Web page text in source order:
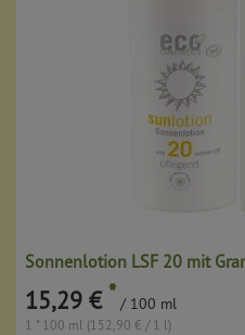
Sonnenlotion LSF 20 mit
15,29 € * / 100 ml
1 * 100 ml (152,90 € / 1 l)